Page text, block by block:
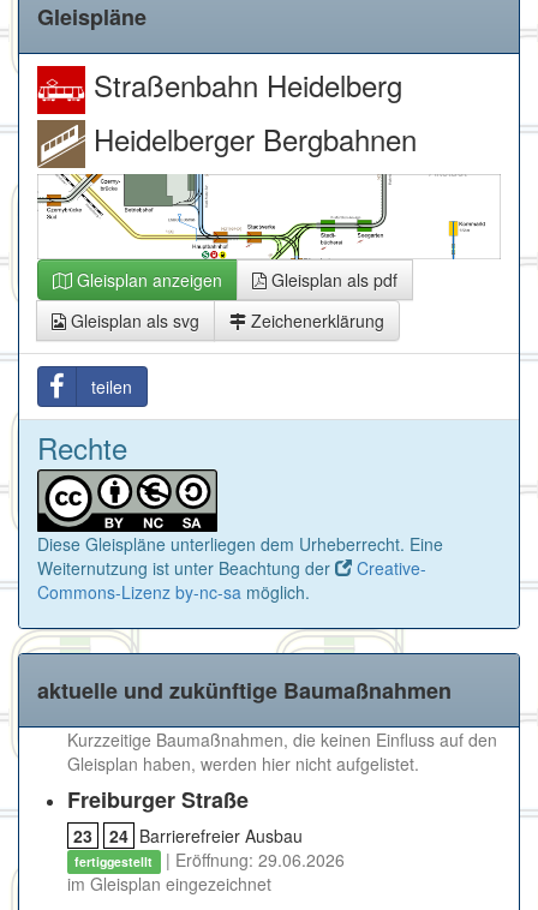
Gleispläne
Straßenbahn Heidelberg
Heidelberger Bergbahnen
Gleisplan anzeigen
Gleisplan als pdf
Gleisplan als svg
Zeichenerklärung
teilen
Rechte
Diese Gleispläne unterliegen dem Urheberrecht. Eine
Weiternutzung ist unter Beachtung der
Creative-
Commons-Lizenz by-nc-sa möglich.
aktuelle und zukünftige Baumaßnahmen
Kurzzeitige Baumaßnahmen, die keinen Einfluss auf den
Gleisplan haben, werden hier nicht aufgelistet.
Freiburger Straße
23 24 Barrierefreier Ausbau
fertiggestellt
| Eröffnung: 29.06.2026
im Gleisplan eingezeichnet